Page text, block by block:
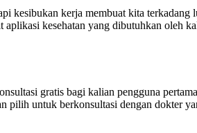
kesibukan kerja membuat kita terkadang
kesehatan yang dibutuhkan oleh
gratis bagi kalian pengguna
untuk berkonsultasi dengan dokter